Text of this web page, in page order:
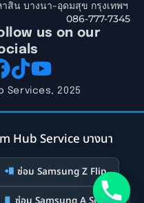
us on our
าสิน บางนา-อุดมสุข กรุงเทพฯ
086-777-7345
Services, 2025
Hub Service บางนา
ซ่อม Samsung Z Flip